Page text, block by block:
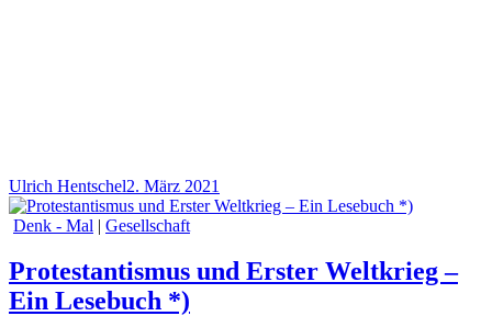
Ulrich Hentschel2. März 2021
Denk - Mal | Gesellschaft
Protestantismus und Erster Weltkrieg –
Ein Lesebuch *)